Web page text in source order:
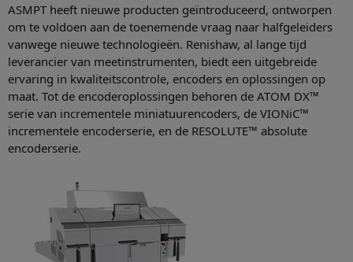
ASMPT heeft nieuwe producten geïntroduceerd, ontworpen
om te voldoen aan de toenemende vraag naar halfgeleiders
vanwege nieuwe technologieën. Renishaw, al lange tijd
leverancier van meetinstrumenten, biedt een uitgebreide
ervaring in kwaliteitscontrole, encoders en oplossingen op
maat. Tot de encoderoplossingen behoren de ATOM DX™
serie van incrementele miniatuurencoders, de VIONiC™
incrementele encoderserie, en de RESOLUTE™ absolute
encoderserie.